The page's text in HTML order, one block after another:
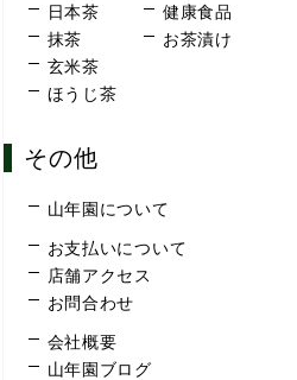
日本茶
抹茶
玄米茶
ほうじ茶
健康食品
お茶漬け
その他
山年園について
お支払いについて
店舗アクセス
お問合わせ
会社概要
山年園ブログ